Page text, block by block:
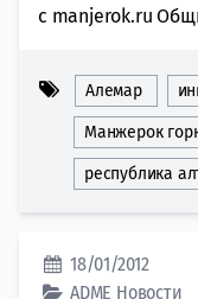
с manjerok.ru
Алемар
Манжерок
республика
18/01/2012
ADME Новости